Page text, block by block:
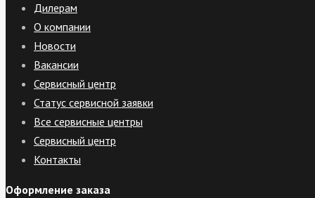
Дилерам
О компании
Новости
Вакансии
Сервисный центр
Статус сервисной заявки
Все сервисные центры
Сервисный центр
Контакты
Оформление заказа